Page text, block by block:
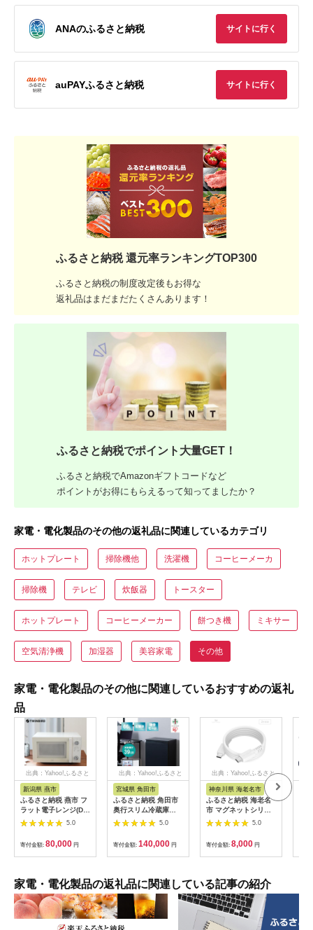
ANAのふるさと納税 サイトに行く
auPAYふるさと納税 サイトに行く
ふるさと納税 還元率ランキングTOP300
ふるさと納税の制度改定後もお得な
返礼品はまだまだたくさんあります！
ふるさと納税でポイント大量GET！
ふるさと納税でAmazonギフトコードなど
ポイントがお得にもらえるって知ってましたか？
家電・電化製品のその他の返礼品に関連しているカテゴリ
ホットプレート 掃除機他 洗濯機 コーヒーメーカ
掃除機 テレビ 炊飯器 トースター
ホットプレート コーヒーメーカー 餅つき機 ミキサー
空気清浄機 加湿器 美容家電 その他
家電・電化製品のその他に関連しているおすすめの返礼
品
出典：Yahoo!ふるさと
新潟県 燕市
ふるさと納税 燕市 フ
ラット電子レンジ(DR-
LD20W)
5.0
寄付金額: 80,000 円
出典：Yahoo!ふるさと
宮城県 角田市
ふるさと納税 角田市
奥行スリム冷蔵庫
66L IRSN-7A-B ブ
5.0
寄付金額: 140,000 円
出典：Yahoo!ふるさと
納税
神奈川県 海老名市
ふるさと納税 海老名
市 マグネットシリコ
ンケーブル C to C 1m
エアリーホワイト
(MOT-MGSCC100)
5.0
寄付金額: 8,000 円
家電・電化製品の返礼品に関連している記事の紹介